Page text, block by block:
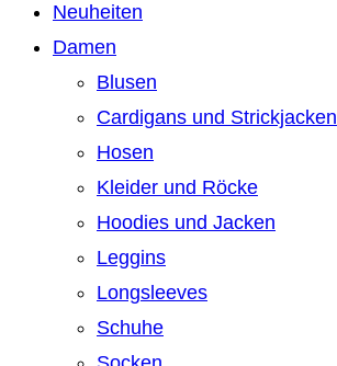
Neuheiten
Damen
Blusen
Cardigans und Strickjacken
Hosen
Kleider und Röcke
Hoodies und Jacken
Leggins
Longsleeves
Schuhe